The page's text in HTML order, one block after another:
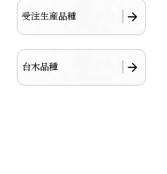
受注生産品種
台木品種